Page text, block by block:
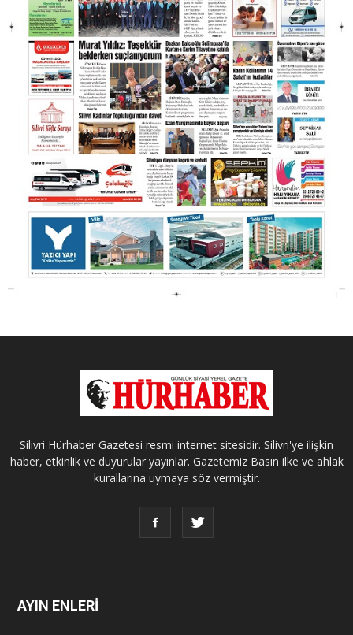
Silivri Hürhaber Gazetesi resmi internet sitesidir. Silivri'ye ilişkin
haber, etkinlik ve duyurular yayınlar. Gazetemiz Basın ilke ve ahlak
kurallarına uymaya söz vermiştir.
AYIN ENLERİ